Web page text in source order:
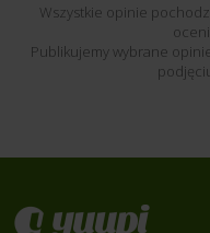
Wszystkie opinie
Publikujemy wybrane